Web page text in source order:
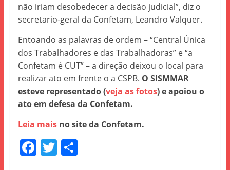
não iriam desobedecer a decisão judicial”, diz o
secretario-geral da Confetam, Leandro Valquer.
Entoando as palavras de ordem – “Central Única
dos Trabalhadores e das Trabalhadoras” e “a
Confetam é CUT” – a direção deixou o local para
realizar ato em frente o a CSPB. O SISMMAR
esteve representado (veja as fotos) e apoiou o
ato em defesa da Confetam.
Leia maisno site da Confetam.
F T S